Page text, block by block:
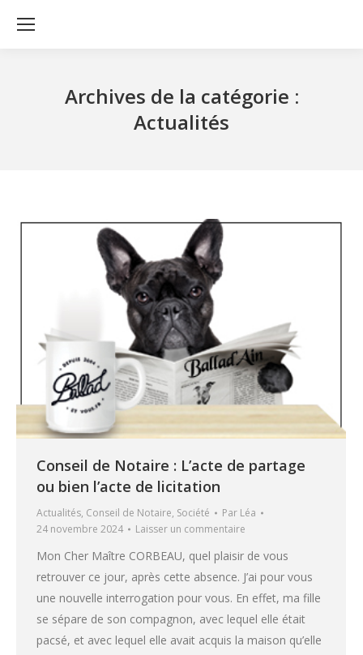
Archives de la catégorie :
Actualités
Conseil de Notaire : L’acte de partage
ou bien l’acte de licitation
Actualités, Conseil de Notaire, Société Par Léa
24 novembre 2024
Laisser un commentaire
Mon Cher Maître CORBEAU, quel plaisir de vous
retrouver ce jour, après cette absence. J’ai pour vous
une nouvelle interrogation pour vous. En effet, ma fille
se sépare de son compagnon, avec lequel elle était
pacsé, et avec lequel elle avait acquis la maison qu’elle